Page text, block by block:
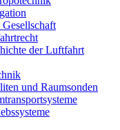
der Luftfahrt
und Raumsonden